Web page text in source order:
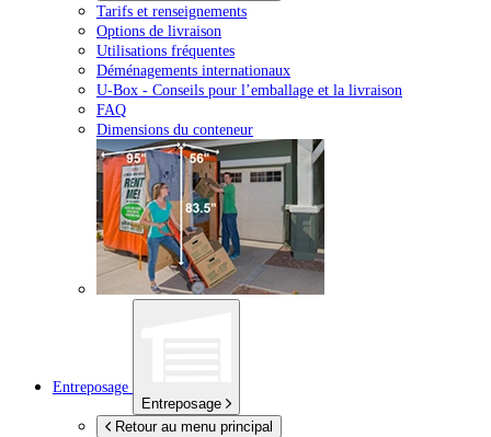
Tarifs et renseignements
Options de livraison
Utilisations fréquentes
Déménagements internationaux
U-Box - Conseils pour l’emballage et la livraison
FAQ
Dimensions du conteneur
Entreposage
Entreposage
Retour au menu principal